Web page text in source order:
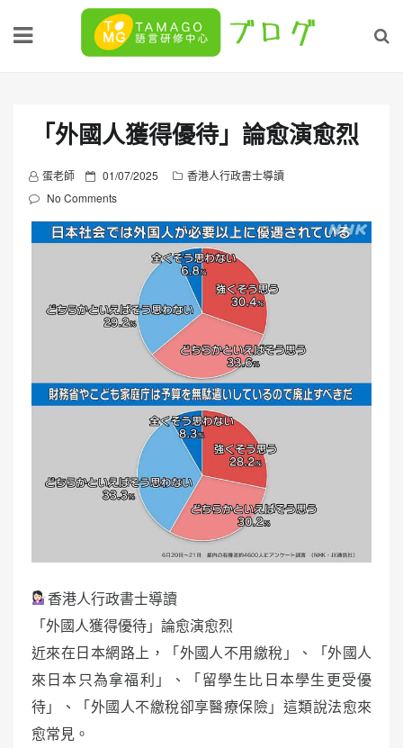
「外國人獲得優待」論愈演愈烈
蛋老師
P
o
t
o
01/07/2025
香港人行政書士導讀
No Comments
香港人行政書士導讀
「外國人獲得優待」論愈演愈烈
近來在日本網路上，「外國人不用繳稅」、「外國人
來日本只為拿福利」、「留學生比日本學生更受優
待」、「外國人不繳稅卻享醫療保險」這類說法愈來
愈常見。